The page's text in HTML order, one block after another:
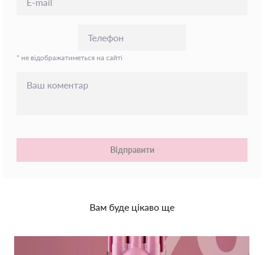
* не відображатиметься на сайті
Відправити
Вам буде цікаво ще